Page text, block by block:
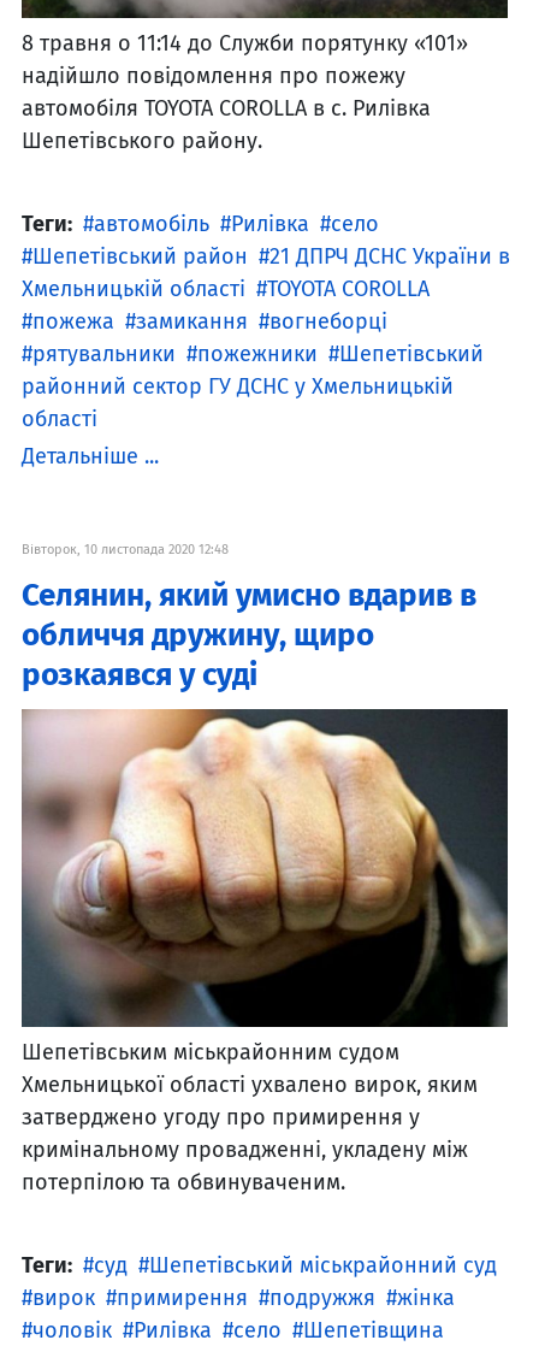
8 травня о 11:14 до Служби порятунку «101»
надійшло повідомлення про пожежу
автомобіля TOYOTA COROLLA в с. Рилівка
Шепетівського району.
Теги: автомобіль Рилівка
село
Шепетівський район
21 ДПРЧ ДСНС України в
Хмельницькій області
TOYOTA COROLLA
пожежа
замикання
вогнеборці
рятувальники
пожежники
Шепетівський
районний сектор ГУ ДСНС у Хмельницькій
області
Детальніше ...
Вівторок, 10 листопада 2020 12:48
Селянин, який умисно вдарив в
обличчя дружину, щиро
розкаявся у суді
Шепетівським міськрайонним судом
Хмельницької області ухвалено вирок, яким
затверджено угоду про примирення у
кримінальному провадженні, укладену між
потерпілою та обвинуваченим.
Теги: суд
Шепетівський міськрайонний суд
вирок
примирення подружжя
жінка
чоловік
Рилівка село
Шепетівщина